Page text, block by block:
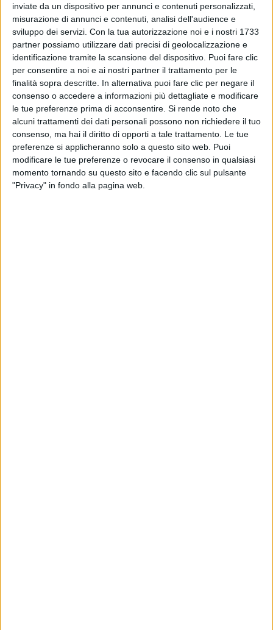
inviate da un dispositivo per annunci e contenuti personalizzati,
misurazione di annunci e contenuti, analisi dell'audience e
sviluppo dei servizi. Con la tua autorizzazione noi e i nostri 1733
partner possiamo utilizzare dati precisi di geolocalizzazione e
identificazione tramite la scansione del dispositivo. Puoi fare clic
per consentire a noi e ai nostri partner il trattamento per le
finalità sopra descritte. In alternativa puoi fare clic per negare il
consenso o accedere a informazioni più dettagliate e modificare
le tue preferenze prima di acconsentire. Si rende noto che
alcuni trattamenti dei dati personali possono non richiedere il tuo
consenso, ma hai il diritto di opporti a tale trattamento. Le tue
preferenze si applicheranno solo a questo sito web. Puoi
modificare le tue preferenze o revocare il consenso in qualsiasi
momento tornando su questo sito e facendo clic sul pulsante
"Privacy" in fondo alla pagina web.
viene visti, continuando nel contempo ad osservare
la società e i risvolti politici che la influenzano.
FRANCESCO GABBANI A RADIO ITALIA
LIVE ESTATE (BRAVO CLUB BAIA DI
TINDARI)